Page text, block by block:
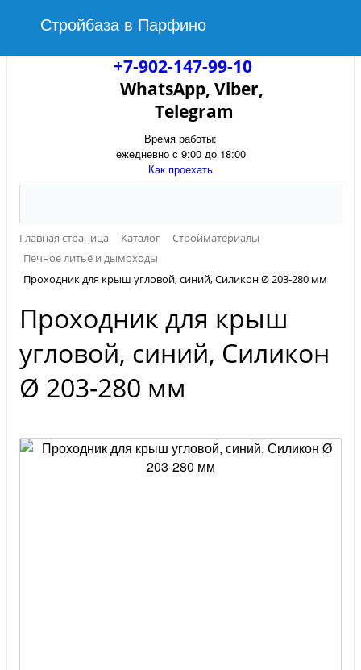
Стройбаза в Парфино
+7-902-147-99-10
WhatsApp, Viber,
Telegram
Время работы:
ежедневно с 9:00 до 18:00
Как проехать
Главная страница Каталог
Стройматериалы
Печное литьё и дымоходы
Проходник для крыш угловой, синий, Силикон Ø 203-280 мм
Проходник для крыш
угловой, синий, Силикон
Ø 203-280 мм